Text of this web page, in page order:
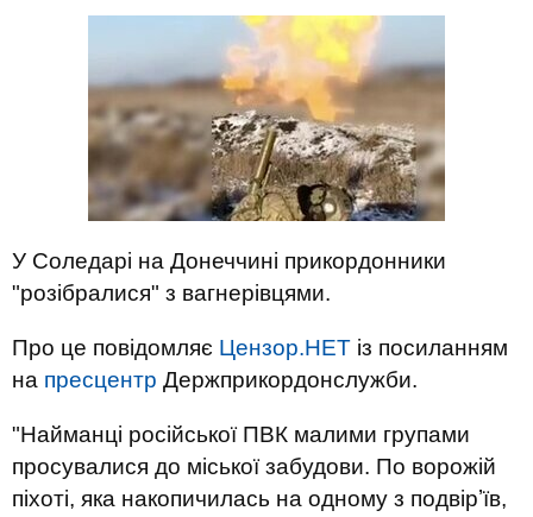
У Соледарі на Донеччині прикордонники
"розібралися" з вагнерівцями.
Про це повідомляє Цензор.НЕТ із посиланням
на пресцентр Держприкордонслужби.
"Найманці російської ПВК малими групами
просувалися до міської забудови. По ворожій
піхоті, яка накопичилась на одному з подвірʼїв,